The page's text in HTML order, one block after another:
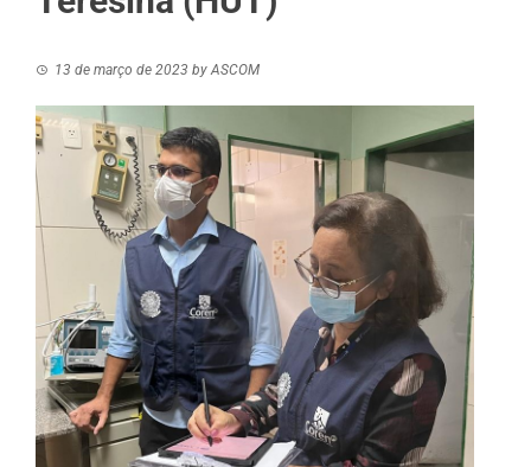
13 de março de 2023 byASCOM